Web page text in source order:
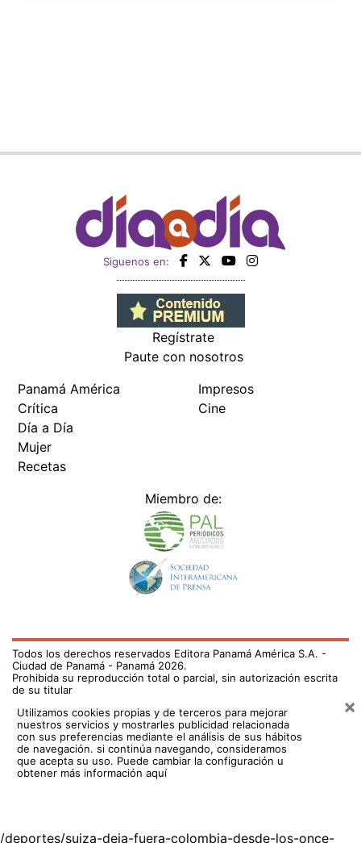
Siguenos en:
Regístrate
Paute con nosotros
Panamá América
Crítica
Día a Día
Mujer
Recetas
Impresos
Cine
Miembro de:
Todos los derechos reservados Editora Panamá América S.A. -
Ciudad de Panamá - Panamá 2026.
Prohibida su reproducción total o parcial, sin autorización escrita
de su titular
Utilizamos cookies propias y de terceros para mejorar
nuestros servicios y mostrarles publicidad relacionada
con sus preferencias mediante el análisis de sus hábitos
de navegación. si continúa navegando, consideramos
que acepta su uso. Puede cambiar la configuración u
obtener más información aquí
×
/deportes/suiza-deja-fuera-colombia-desde-los-once-